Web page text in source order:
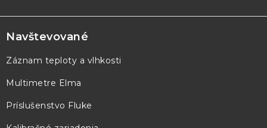
á
p
ä
e
Navštevované
Záznam teploty a vlhkosti
Multimetre Elma
Príslušenstvo Fluke